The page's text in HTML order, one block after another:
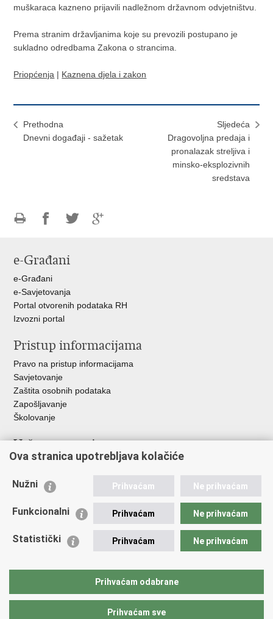
muškaraca kazneno prijavili nadležnom državnom odvjetništvu.
Prema stranim državljanima koje su prevozili postupano je
sukladno odredbama Zakona o strancima.
Priopćenja | Kaznena djela i zakon
Prethodna
Dnevni događaji - sažetak
Sljedeća
Dragovoljna predaja i
pronalazak streljiva i
minsko-eksplozivnih
sredstava
FacebookuTwitteru
e-Građani
e-Građani
e-Savjetovanja
Portal otvorenih podataka RH
Izvozni portal
Pristup informacijama
Pravo na pristup informacijama
Savjetovanje
Zaštita osobnih podataka
Zapošljavanje
Školovanje
Važne poveznice
Ministarstvo unutarnjih poslova
Udruge
Policijska akademija
Zaklada policijske solidarnosti
Vučetić"
Ova stranica upotrebljava kolačiće
Nužni Prihvaćam Ne prihvaćam
Funkcionalni Prihvaćam Ne prihvaćam
Statistički Prihvaćam Ne prihvaćam
Prihvaćam odabrane
Prihvaćam sve